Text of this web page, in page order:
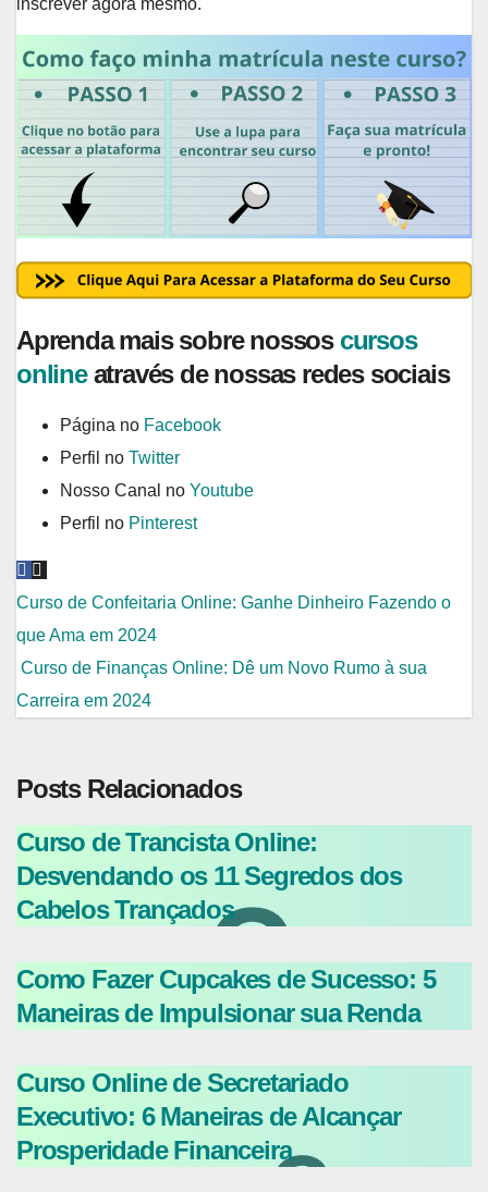
Aprenda mais sobre nossos cursos
onlineatravés de nossas redes sociais
Página no Facebook
Perfil no Twitter
Nosso Canal no Youtube
Perfil no Pinterest
Navegação
de
Post
Curso de Confeitaria Online: Ganhe Dinheiro Fazendo o
que Ama em 2024
Curso de Finanças Online: Dê um Novo Rumo à sua
Carreira em 2024
Posts Relacionados
Curso de Trancista Online:
Desvendando os 11 Segredos dos
Cabelos Trançados
Como Fazer Cupcakes de Sucesso: 5
Maneiras de Impulsionar sua Renda
Curso Online de Secretariado
Executivo: 6 Maneiras de Alcançar
Prosperidade Financeira